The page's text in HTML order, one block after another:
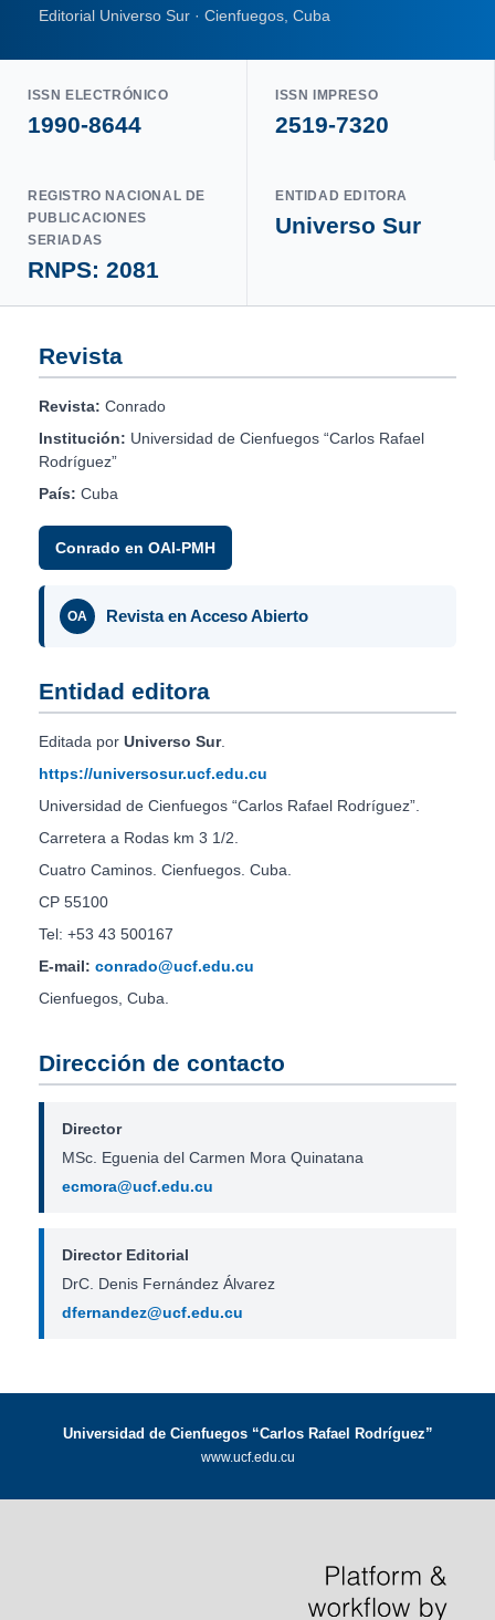
Editorial Universo Sur · Cienfuegos, Cuba
ISSN ELECTRÓNICO
1990-8644
ISSN IMPRESO
2519-7320
REGISTRO NACIONAL DE
PUBLICACIONES
SERIADAS
RNPS: 2081
ENTIDAD EDITORA
Universo Sur
Revista
Revista: Conrado
Institución: Universidad de Cienfuegos “Carlos Rafael
Rodríguez”
País: Cuba
Conrado en OAI-PMH
OA Revista en Acceso Abierto
Entidad editora
Editada por Universo Sur.
https://universosur.ucf.edu.cu
Universidad de Cienfuegos “Carlos Rafael Rodríguez”.
Carretera a Rodas km 3 1/2.
Cuatro Caminos. Cienfuegos. Cuba.
CP 55100
Tel: +53 43 500167
E-mail: conrado@ucf.edu.cu
Cienfuegos, Cuba.
Dirección de contacto
Director
MSc. Eguenia del Carmen Mora Quinatana
ecmora@ucf.edu.cu
Director Editorial
DrC. Denis Fernández Álvarez
dfernandez@ucf.edu.cu
Universidad de Cienfuegos “Carlos Rafael Rodríguez”
www.ucf.edu.cu